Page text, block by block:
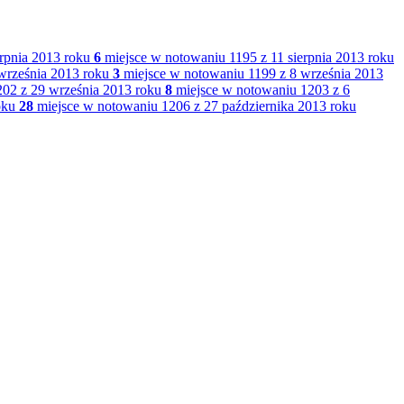
2013 roku 6 miejsce w notowaniu 1195 z 11 sierpnia 2013 roku
2013 roku 3 miejsce w notowaniu 1199 z 8 września 2013
z 29 września 2013 roku 8 miejsce w notowaniu 1203 z 6
28 miejsce w notowaniu 1206 z 27 października 2013 roku